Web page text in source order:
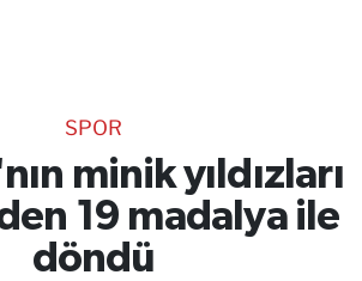
SPOR
minik yıldızları
19 madalya ile
döndü
Dinle